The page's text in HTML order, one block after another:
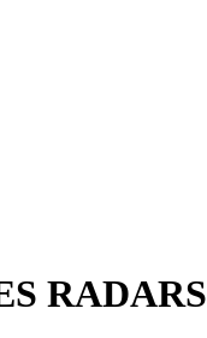
RADARS